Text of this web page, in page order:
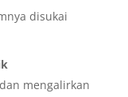
disukai
mengalirkan